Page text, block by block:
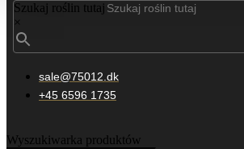
Szukaj roślin tutaj
×
sale@75012.dk
+45 6596 1735
Wyszukiwarka produktów